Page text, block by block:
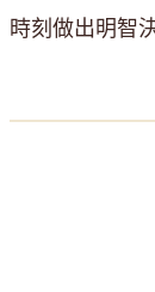
時刻做出明智